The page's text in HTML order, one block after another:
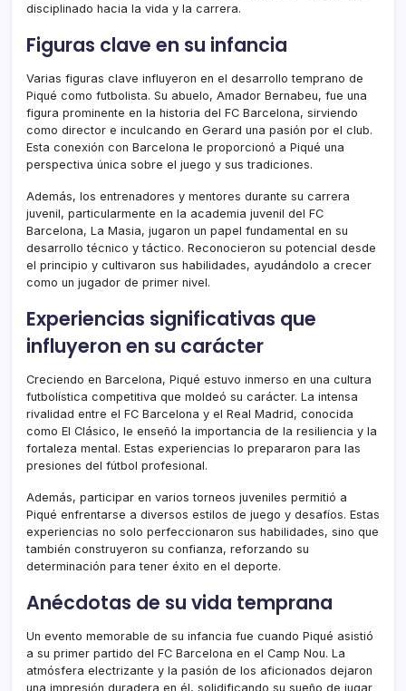
disciplinado hacia la vida y la carrera.
Figuras clave en su infancia
Varias figuras clave influyeron en el desarrollo temprano de
Piqué como futbolista. Su abuelo, Amador Bernabeu, fue una
figura prominente en la historia del FC Barcelona, sirviendo
como director e inculcando en Gerard una pasión por el club.
Esta conexión con Barcelona le proporcionó a Piqué una
perspectiva única sobre el juego y sus tradiciones.
Además, los entrenadores y mentores durante su carrera
juvenil, particularmente en la academia juvenil del FC
Barcelona, La Masia, jugaron un papel fundamental en su
desarrollo técnico y táctico. Reconocieron su potencial desde
el principio y cultivaron sus habilidades, ayudándolo a crecer
como un jugador de primer nivel.
Experiencias significativas que
influyeron en su carácter
Creciendo en Barcelona, Piqué estuvo inmerso en una cultura
futbolística competitiva que moldeó su carácter. La intensa
rivalidad entre el FC Barcelona y el Real Madrid, conocida
como El Clásico, le enseñó la importancia de la resiliencia y la
fortaleza mental. Estas experiencias lo prepararon para las
presiones del fútbol profesional.
Además, participar en varios torneos juveniles permitió a
Piqué enfrentarse a diversos estilos de juego y desafíos. Estas
experiencias no solo perfeccionaron sus habilidades, sino que
también construyeron su confianza, reforzando su
determinación para tener éxito en el deporte.
Anécdotas de su vida temprana
Un evento memorable de su infancia fue cuando Piqué asistió
a su primer partido del FC Barcelona en el Camp Nou. La
atmósfera electrizante y la pasión de los aficionados dejaron
una impresión duradera en él, solidificando su sueño de jugar